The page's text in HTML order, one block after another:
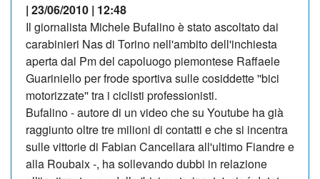
| 23/06/2010 | 12:48
Il giornalista Michele Bufalino è stato ascoltato dai
carabinieri Nas di Torino nell'ambito dell'inchiesta
aperta dal Pm del capoluogo piemontese Raffaele
Guariniello per frode sportiva sulle cosiddette ''bici
motorizzate'' tra i ciclisti professionisti.
Bufalino - autore di un video che su Youtube ha già
raggiunto oltre tre milioni di contatti e che si incentra
sulle vittorie di Fabian Cancellara all'ultimo Fiandre e
alla Roubaix -, ha sollevando dubbi in relazione